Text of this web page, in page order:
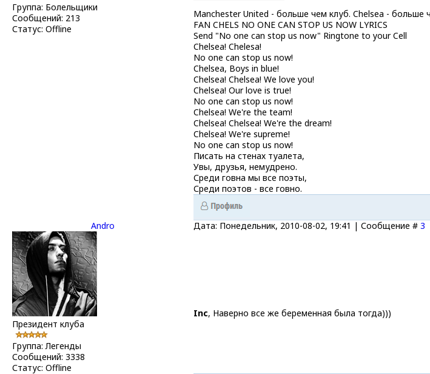
Группа: Болельщики
Сообщений: 213
Статус: Offline
Manchester United - больше чем клуб. Chelsea - больше
FAN CHELS NO ONE CAN STOP US NOW LYRICS
Send "No one can stop us now" Ringtone to your Cell
Chelsea! Chelesa!
No one can stop us now!
Chelsea, Boys in blue!
Chelsea! Chelsea! We love you!
Chelsea! Our love is true!
No one can stop us now!
Chelsea! We're the team!
Chelsea! Chelsea! We're the dream!
Chelsea! We're supreme!
No one can stop us now!
Писать на стенах туалета,
Увы, друзья, немудрено.
Среди говна мы все поэты,
Среди поэтов - все говно.
Andro Дата: Понедельник, 2010-08-02, 19:41 | Сообщение # 3
Президент клуба
Группа: Легенды
Сообщений: 3338
Статус: Offline
Inc, Наверно все же беременная была тогда)))